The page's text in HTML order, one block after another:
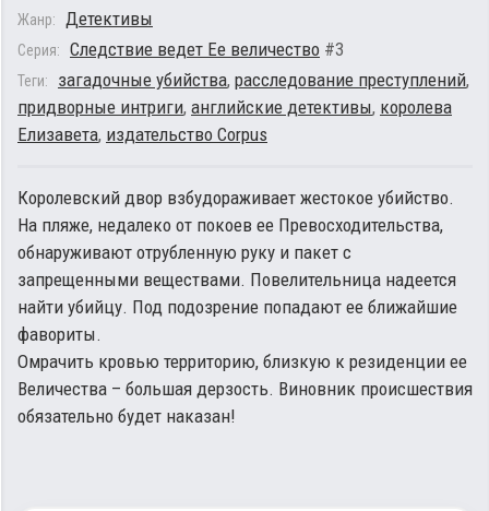
Жанр: Детективы
Серия: Следствие ведет Ее величество #3
Теги: загадочные убийства, расследование преступлений,
придворные интриги, английские детективы, королева
Елизавета, издательство Corpus
Королевский двор взбудораживает жестокое убийство.
На пляже, недалеко от покоев ее Превосходительства,
обнаруживают отрубленную руку и пакет с
запрещенными веществами. Повелительница надеется
найти убийцу. Под подозрение попадают ее ближайшие
фавориты.
Омрачить кровью территорию, близкую к резиденции ее
Величества – большая дерзость. Виновник происшествия
обязательно будет наказан!